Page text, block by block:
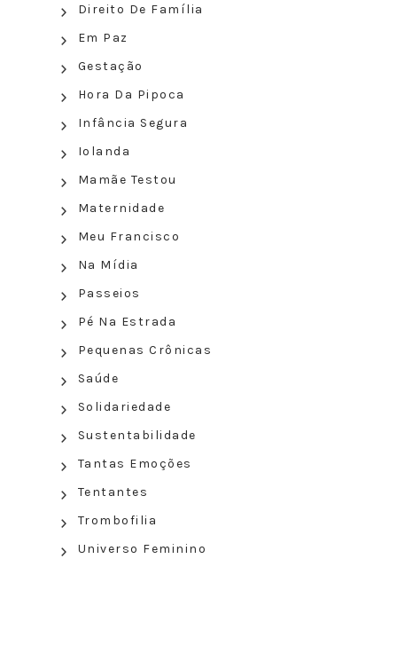
Direito De Família
Em Paz
Gestação
Hora Da Pipoca
Infância Segura
Iolanda
Mamãe Testou
Maternidade
Meu Francisco
Na Mídia
Passeios
Pé Na Estrada
Pequenas Crônicas
Saúde
Solidariedade
Sustentabilidade
Tantas Emoções
Tentantes
Trombofilia
Universo Feminino